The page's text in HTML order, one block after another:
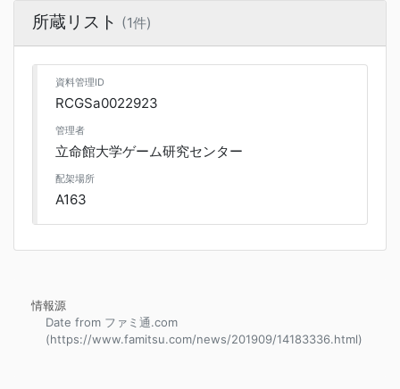
所蔵リスト (1件)
資料管理ID
RCGSa0022923
管理者
立命館大学ゲーム研究センター
配架場所
A163
情報源
Date from ファミ通.com
(https://www.famitsu.com/news/201909/14183336.html)